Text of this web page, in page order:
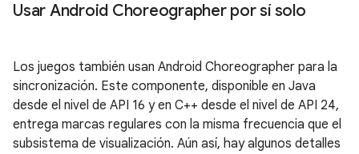
Usar Android Choreographer por sí solo
Los juegos también usan Android Choreographer para la
sincronización. Este componente, disponible en Java
desde el nivel de API 16 y en C++ desde el nivel de API 24,
entrega marcas regulares con la misma frecuencia que el
subsistema de visualización. Aún así, hay algunos detalles